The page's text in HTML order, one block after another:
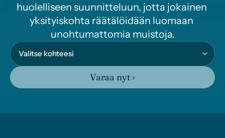
huolelliseen suunnitteluun, jotta jokainen
yksityiskohta räätälöidään luomaan
unohtumattomia muistoja.
Varaa nyt ›